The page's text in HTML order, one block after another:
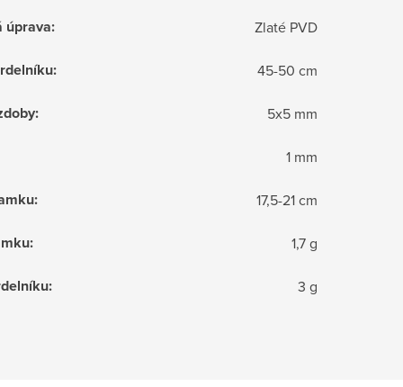
úprava: Zlaté PVD
: 45-50 cm
: 5x5 mm
1 mm
: 17,5-21 cm
: 1,7 g
: 3 g